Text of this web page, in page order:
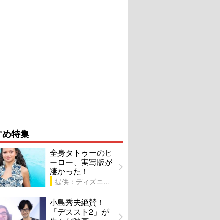
特集
全身タトゥーのヒ
ーロー、実写版が
凄かった！
提供：ディズニー
小島秀夫絶賛！
「デススト2」が